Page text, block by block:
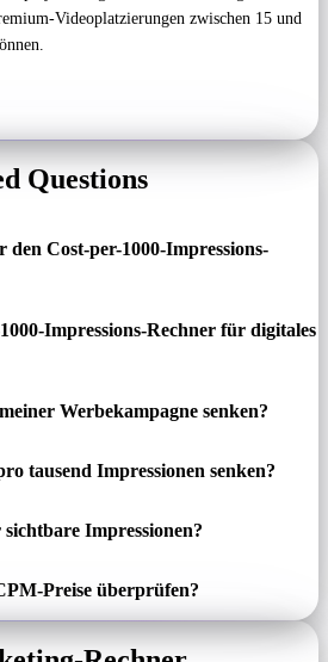
Videoplatzierungen zwischen 15 und
Questions
Cost-per-1000-Impressions-
Impressions-Rechner für digitales
Werbekampagne senken?
tausend Impressionen senken?
Impressionen?
Preise überprüfen?